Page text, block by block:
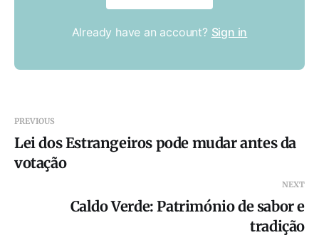
Already have an account? Sign in
PREVIOUS
Lei dos Estrangeiros pode mudar antes da
votação
NEXT
Caldo Verde: Património de sabor e
tradição